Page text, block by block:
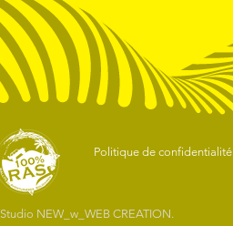
Politique de confidentialité
Studio NEW_w_WEB CREATION.